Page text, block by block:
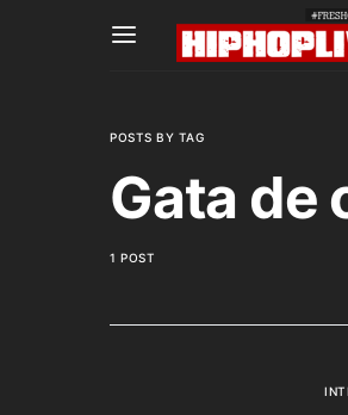
POSTS BY TAG
Gata de
1 POST